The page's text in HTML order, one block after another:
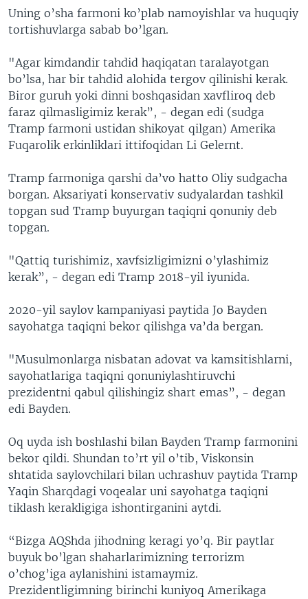
Uning o’sha farmoni ko’plab namoyishlar va huquqiy
tortishuvlarga sabab bo’lgan.
"Agar kimdandir tahdid haqiqatan taralayotgan
bo’lsa, har bir tahdid alohida tergov qilinishi kerak.
Biror guruh yoki dinni boshqasidan xavfliroq deb
faraz qilmasligimiz kerak”, - degan edi (sudga
Tramp farmoni ustidan shikoyat qilgan) Amerika
Fuqarolik erkinliklari ittifoqidan Li Gelernt.
Tramp farmoniga qarshi da’vo hatto Oliy sudgacha
borgan. Aksariyati konservativ sudyalardan tashkil
topgan sud Tramp buyurgan taqiqni qonuniy deb
topgan.
"Qattiq turishimiz, xavfsizligimizni o’ylashimiz
kerak”, - degan edi Tramp 2018-yil iyunida.
2020-yil saylov kampaniyasi paytida Jo Bayden
sayohatga taqiqni bekor qilishga va’da bergan.
"Musulmonlarga nisbatan adovat va kamsitishlarni,
sayohatlariga taqiqni qonuniylashtiruvchi
prezidentni qabul qilishingiz shart emas”, - degan
edi Bayden.
Oq uyda ish boshlashi bilan Bayden Tramp farmonini
bekor qildi. Shundan to’rt yil o’tib, Viskonsin
shtatida saylovchilari bilan uchrashuv paytida Tramp
Yaqin Sharqdagi voqealar uni sayohatga taqiqni
tiklash kerakligiga ishontirganini aytdi.
“Bizga AQShda jihodning keragi yo’q. Bir paytlar
buyuk bo’lgan shaharlarimizning terrorizm
o’chog’iga aylanishini istamaymiz.
Prezidentligimning birinchi kuniyoq Amerikaga